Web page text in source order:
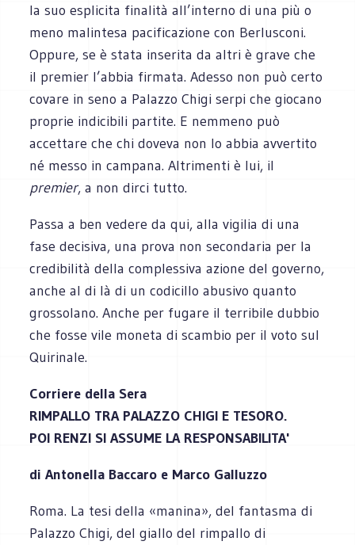
la suo esplicita finalità all’interno di una più o
meno malintesa pacificazione con Berlusconi.
Oppure, se è stata inserita da altri è grave che
il premier l’abbia firmata. Adesso non può certo
covare in seno a Palazzo Chigi serpi che giocano
proprie indicibili partite. E nemmeno può
accettare che chi doveva non lo abbia avvertito
né messo in campana. Altrimenti è lui, il
premier, a non dirci tutto.
Passa a ben vedere da qui, alla vigilia di una
fase decisiva, una prova non secondaria per la
credibilità della complessiva azione del governo,
anche al di là di un codicillo abusivo quanto
grossolano. Anche per fugare il terribile dubbio
che fosse vile moneta di scambio per il voto sul
Quirinale.
Corriere della Sera
RIMPALLO TRA PALAZZO CHIGI E TESORO.
POI RENZI SI ASSUME LA RESPONSABILITA'
di Antonella Baccaro e Marco Galluzzo
Roma. La tesi della «manina», del fantasma di
Palazzo Chigi, del giallo del rimpallo di